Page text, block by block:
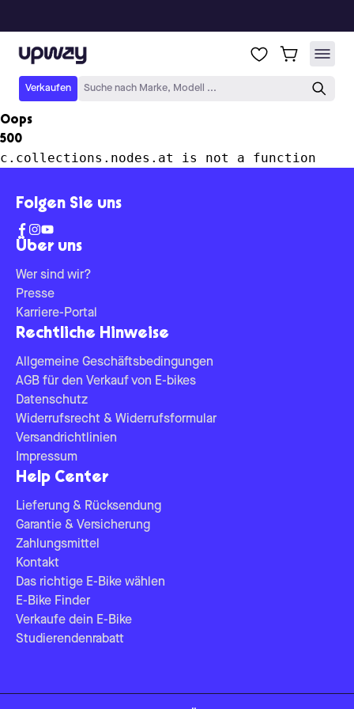
Upway
Verkaufen Suche nach Marke, Modell ...
Oops
500
c.collections.nodes.at is not a function
Über uns
Wer sind wir?
Presse
Karriere-Portal
Rechtliche Hinweise
Allgemeine Geschäftsbedingungen
AGB für den Verkauf von E-bikes
Datenschutz
Widerrufsrecht & Widerrufsformular
Versandrichtlinien
Impressum
Help Center
Lieferung & Rücksendung
Garantie & Versicherung
Zahlungsmittel
Kontakt
Das richtige E-Bike wählen
E-Bike Finder
Verkaufe dein E-Bike
Studierendenrabatt
Folgen Sie uns